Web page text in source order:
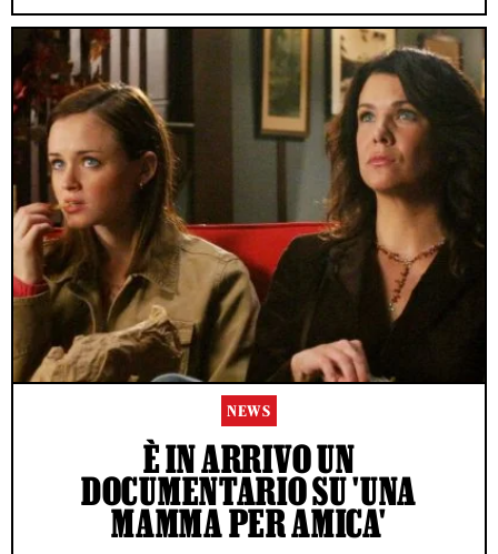
NEWS
È IN ARRIVO UN
DOCUMENTARIO SU 'UNA
MAMMA PER AMICA'